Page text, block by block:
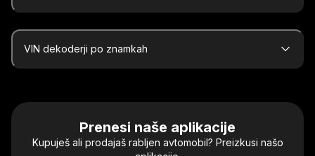
VIN dekoderji po znamkah
Prenesi naše aplikacije
Kupuješ ali prodajaš rabljen avtomobil? Preizkusi našo